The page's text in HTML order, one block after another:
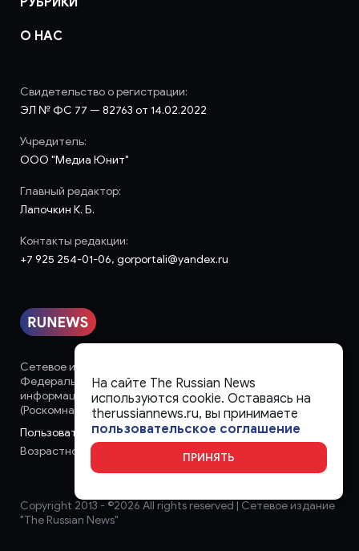
О НАС
Сетевое издание «runews» (18+) зарегистрировано в
Федеральной службе по надзору в сфере связи,
информационных технологий и массовых коммуникаций
(Роскомнадзор)
Пользовательское соглашение
Возрастное ограничение:
Свидетельство о регистрации:
ЭЛ № ФС 77 — 82763 от 14.02.2022
Учредитель:
ООО "Медиа Юнит"
Главный редактор:
Лапочкин К. Б.
Контакты редакции:
+7 925 254-01-06, gorportali@yandex.ru
Copyright 2013 - ©2026 All rights reserved | Сетевое издание
"The Russian News"
На сайте The Russian News
используются cookie. Оставаясь на
therussiannews.ru, вы принимаете
пользовательское соглашение
ПРИНЯТЬ